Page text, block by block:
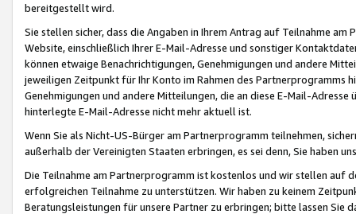
bereitgestellt wird.
Sie stellen sicher, dass die Angaben in Ihrem Antrag auf Teilnahme
Website, einschließlich Ihrer E-Mail-Adresse und sonstiger
können etwaige Benachrichtigungen, Genehmigungen und andere
jeweiligen Zeitpunkt für Ihr Konto im Rahmen des Partnerprogramms
Genehmigungen und andere Mitteilungen, die an diese E-Mail-
hinterlegte E-Mail-Adresse nicht mehr aktuell ist.
Wenn Sie als Nicht-US-Bürger am Partnerprogramm teilnehmen,
außerhalb der Vereinigten Staaten erbringen, es sei denn, Sie haben
Die Teilnahme am Partnerprogramm ist kostenlos und wir stellen auf
erfolgreichen Teilnahme zu unterstützen. Wir haben zu keinem
Beratungsleistungen für unsere Partner zu erbringen; bitte lassen Sie